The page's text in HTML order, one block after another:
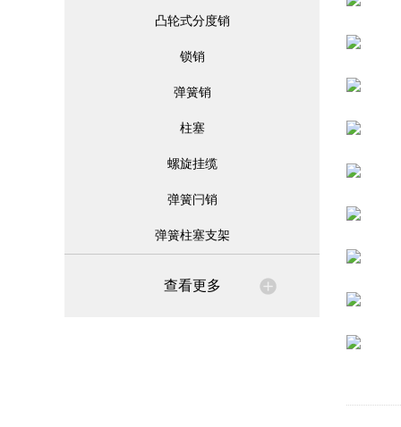
凸轮式分度销
锁销
弹簧销
柱塞
螺旋挂缆
弹簧闩销
弹簧柱塞支架
查看更多